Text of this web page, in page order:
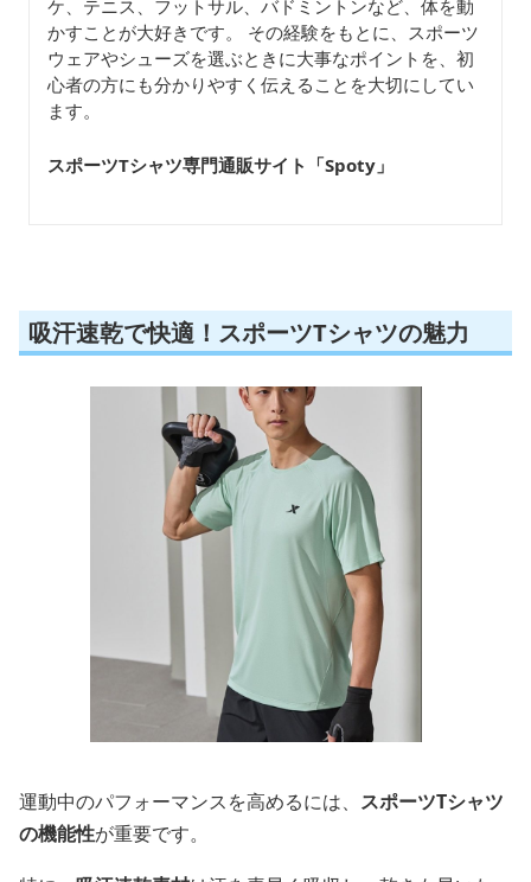
ケ、テニス、フットサル、バドミントンなど、体を動
かすことが大好きです。 その経験をもとに、スポーツ
ウェアやシューズを選ぶときに大事なポイントを、初
心者の方にも分かりやすく伝えることを大切にしてい
吸汗速乾で快適！スポーツTシャツの魅力
運動中のパフォーマンスを高めるには、
の機能性
が重要です。